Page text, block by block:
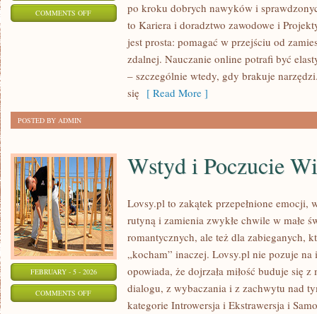
COMMENTS OFFON
MATEMATYKA
po kroku dobrych nawyków i
to Kariera i doradztwo zawodowe i
jest prosta: pomagać w przejściu od
zdalnej. Nauczanie online potrafi być
– szczególnie wtedy, gdy brakuje
się [ Read More ]
POSTED BY ADMIN
FEBRUARY - 5 - 2026
COMMENTS OFFON
Wstyd i Poczucie
Lovsy.pl to zakątek przepełnione emocji,
rutyną i zamienia zwykłe chwile w małe
romantycznych, ale też dla zabieganych,
„kocham” inaczej. Lovsy.pl nie pozuje na
opowiada, że dojrzała miłość buduje się
dialogu, z wybaczania i z zachwytu nad
kategorie Introwersja i Ekstrawersja i